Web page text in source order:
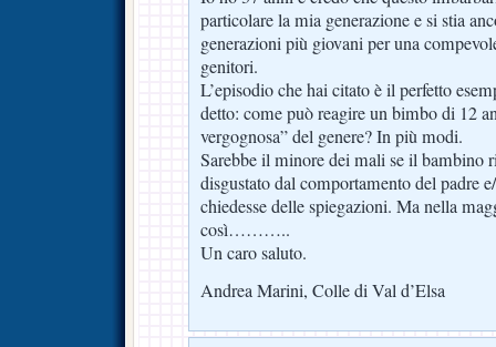
particolare la mia generazione e si stia
generazioni più giovani per una
genitori.
L’episodio che hai citato è il perfetto
detto: come può reagire un bimbo di 12
vergognosa” del genere? In più modi.
Sarebbe il minore dei mali se il bambino
disgustato dal comportamento del padre
chiedesse delle spiegazioni. Ma nella
così………..
Un caro saluto.
Andrea Marini, Colle di Val d’Elsa